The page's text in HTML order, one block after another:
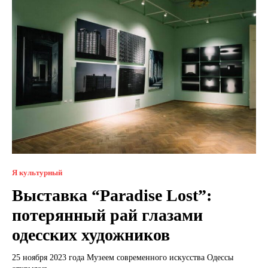
Я культурный
Выставка “Paradise Lost”:
потерянный рай глазами
одесских художников
25 ноября 2023 года Музеем современного искусства Одессы